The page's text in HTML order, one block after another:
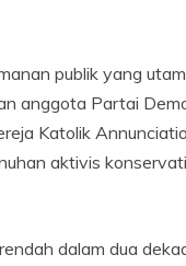
publik yang
anggota Partai
Katolik
aktivis
dalam dua